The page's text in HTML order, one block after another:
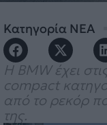
Κατηγορία ΝΕΑ
Η BMW έχει
compact
από το ρεκόρ
της.